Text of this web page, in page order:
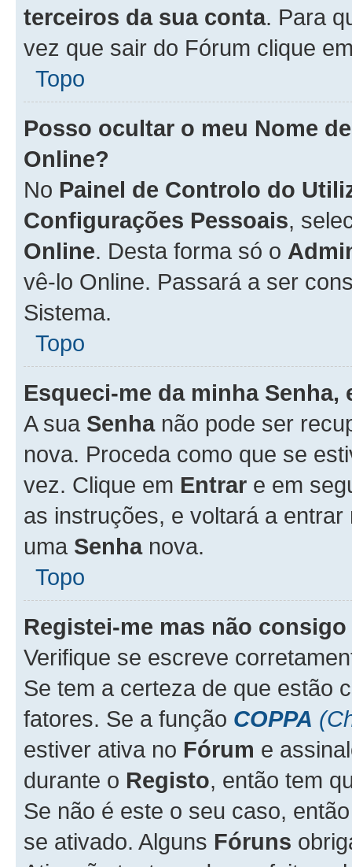
terceiros da sua conta. Para
vez que sair do Fórum clique
Topo
Posso ocultar o meu Nome
Online?
No Painel de Controlo do
Configurações Pessoais,
Online. Desta forma só o
vê-lo Online. Passará a ser
Sistema.
Topo
Esqueci-me da minha Senha,
A sua Senhanão pode ser
nova. Proceda como que se
vez. Clique em Entrar e em
as instruções, e voltará a
uma Senhanova.
Topo
Registei-me mas não
Verifique se escreve
Se tem a certeza de que estão
fatores. Se a função COPPA
estiver ativa no Fórum e
durante o Registo, então tem
Se não é este o seu caso,
se ativado. Alguns Fóruns